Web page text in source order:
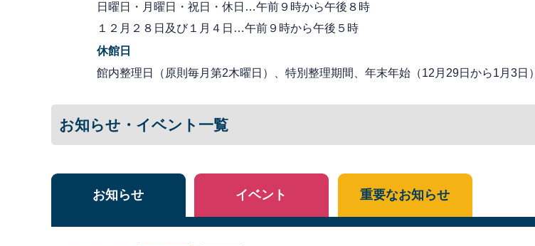
日曜日・月曜日・祝日・休日…午前９時から午後８時
１２月２８日及び１月４日…午前９時から午後５時
休館日
館内整理日（原則毎月第2木曜日）、特別整理期間、年末年始（12月29日から1月3日）
お知らせ・イベント一覧
お知らせ イベント 重要なお知らせ